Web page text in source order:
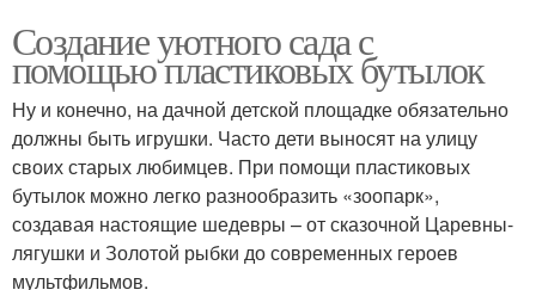
Создание уютного сада с
помощью пластиковых бутылок
Ну и конечно, на дачной детской площадке обязательно
должны быть игрушки. Часто дети выносят на улицу
своих старых любимцев. При помощи пластиковых
бутылок можно легко разнообразить «зоопарк»,
создавая настоящие шедевры – от сказочной Царевны-
лягушки и Золотой рыбки до современных героев
мультфильмов.